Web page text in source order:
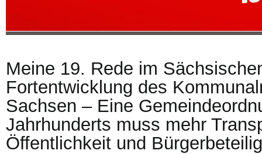
Meine 19. Rede im
Fortentwicklung des
Sachsen – Eine
Jahrhunderts muss mehr
Öffentlichkeit und